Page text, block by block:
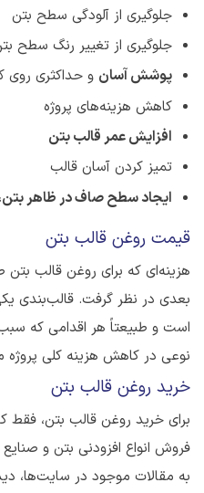
جلوگیری از آلودگی سطح بتن
جلوگیری از تغییر رنگ سطح
پوشش آسان و حداکثری روی
کاهش هزینه‌های پروژه
افزایش عمر قالب بتن
تمیز کردن آسان قالب
ایجاد سطح صاف در ظاهر
قیمت روغن قالب بتن
هزینه‌ای که برای روغن قالب
بعدی در نظر گرفت. قالب‌بندی
است و طبیعتاً هر اقدامی که
نوعی در کاهش هزینه کلی پروژه
خرید روغن قالب بتن
برای خرید روغن قالب بتن،
فروش انواع افزودنی بتن و
به مقالات موجود در سایت‌ها،